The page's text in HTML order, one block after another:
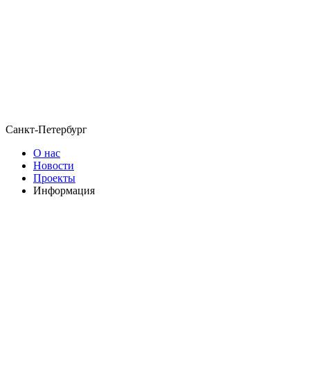
Санкт-Петербург
О нас
Новости
Проекты
Информация